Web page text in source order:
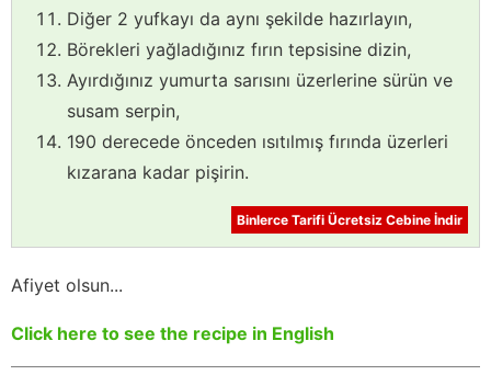
Diğer 2 yufkayı da aynı şekilde hazırlayın,
Börekleri yağladığınız fırın tepsisine dizin,
Ayırdığınız yumurta sarısını üzerlerine sürün ve
susam serpin,
190 derecede önceden ısıtılmış fırında üzerleri
kızarana kadar pişirin.
Binlerce Tarifi Ücretsiz Cebine İndir
Afiyet olsun...
Click here to see the recipe in English